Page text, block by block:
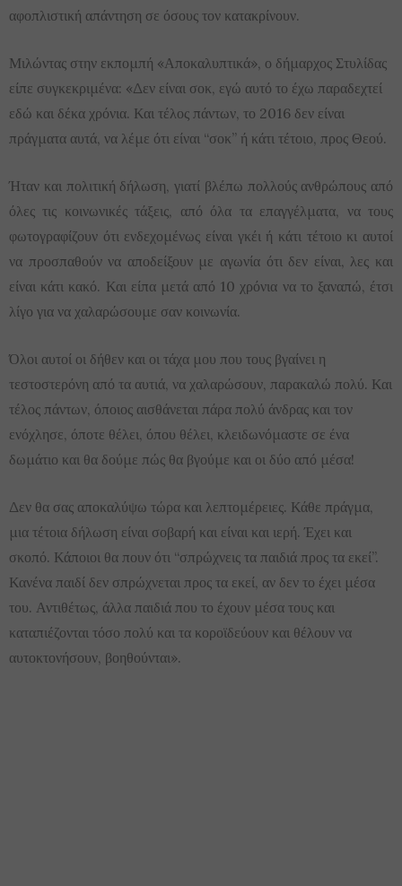
αφοπλιστική απάντηση σε όσους τον κατακρίνουν.
Μιλώντας στην εκπομπή «Αποκαλυπτικά», ο δήμαρχος Στυλίδας
είπε συγκεκριμένα: «Δεν είναι σοκ, εγώ αυτό το έχω παραδεχτεί
εδώ και δέκα χρόνια. Και τέλος πάντων, το 2016 δεν είναι
πράγματα αυτά, να λέμε ότι είναι “σοκ” ή κάτι τέτοιο, προς Θεού.
Ήταν και πολιτική δήλωση, γιατί βλέπω πολλούς ανθρώπους από
όλες τις κοινωνικές τάξεις, από όλα τα επαγγέλματα, να τους
φωτογραφίζουν ότι ενδεχομένως είναι γκέι ή κάτι τέτοιο κι αυτοί
να προσπαθούν να αποδείξουν με αγωνία ότι δεν είναι, λες και
είναι κάτι κακό. Και είπα μετά από 10 χρόνια να το ξαναπώ, έτσι
λίγο για να χαλαρώσουμε σαν κοινωνία.
Όλοι αυτοί οι δήθεν και οι τάχα μου που τους βγαίνει η
τεστοστερόνη από τα αυτιά, να χαλαρώσουν, παρακαλώ πολύ. Και
τέλος πάντων, όποιος αισθάνεται πάρα πολύ άνδρας και τον
ενόχλησε, όποτε θέλει, όπου θέλει, κλειδωνόμαστε σε ένα
δωμάτιο και θα δούμε πώς θα βγούμε και οι δύο από μέσα!
Δεν θα σας αποκαλύψω τώρα και λεπτομέρειες. Κάθε πράγμα,
μια τέτοια δήλωση είναι σοβαρή και είναι και ιερή. Έχει και
σκοπό. Κάποιοι θα πουν ότι “σπρώχνεις τα παιδιά προς τα εκεί”.
Κανένα παιδί δεν σπρώχνεται προς τα εκεί, αν δεν το έχει μέσα
του. Αντιθέτως, άλλα παιδιά που το έχουν μέσα τους και
καταπιέζονται τόσο πολύ και τα κοροϊδεύουν και θέλουν να
αυτοκτονήσουν, βοηθούνται».